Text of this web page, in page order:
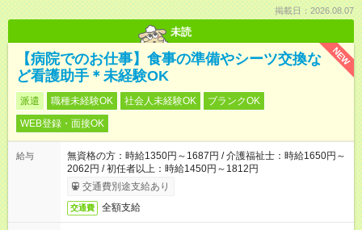
掲載日：2026.08.07
未読
NEW
【病院でのお仕事】食事の準備やシーツ交換な
ど看護助手＊未経験OK
派遣 職種未経験OK 社会人未経験OK
ブランクOK
WEB登録・面接OK
給与
無資格の方：時給1350円～1687円 / 介護福祉士：時給1650円～
2062円 / 初任者以上：時給1450円～1812円
交通費別途支給あり
交通費 全額支給